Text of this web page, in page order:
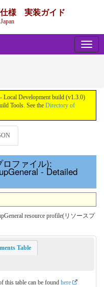
様 実装ガイド
Development build (v1.3.0)
Tools. See the Directory of
ロファイル):
- Detailed
resource profile(リソースプ
Table
this table can be found here